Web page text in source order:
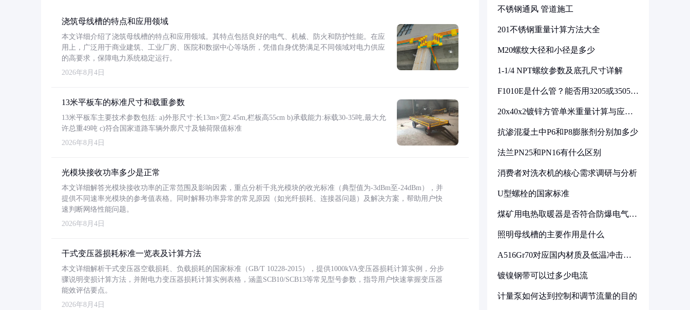
浇筑母线槽的特点和应用领域
本文详细介绍了浇筑母线槽的特点和应用领域。其特点包括良好的电气、机械、防火和防护性能。在应
用上，广泛用于商业建筑、工业厂房、医院和数据中心等场所，凭借自身优势满足不同领域对电力供应
的高要求，保障电力系统稳定运行。
2026年8月4日
13米平板车的标准尺寸和载重参数
13米平板车主要技术参数包括: a)外形尺寸:长13m×宽2.45m,栏板高55cm b)承载能力:标载30-35吨,最大允
许总重49吨 c)符合国家道路车辆外廓尺寸及轴荷限值标准
2026年8月4日
光模块接收功率多少是正常
本文详细解答光模块接收功率的正常范围及影响因素，重点分析千兆光模块的收光标准（典型值为-3dBm至-24dBm），并
提供不同速率光模块的参考值表格。同时解释功率异常的常见原因（如光纤损耗、连接器问题）及解决方案，帮助用户快
速判断网络性能问题。
2026年8月4日
干式变压器损耗标准一览表及计算方法
本文详细解析干式变压器空载损耗、负载损耗的国家标准（GB/T 10228-2015），提供1000kVA变压器损耗计算实例，分步
骤说明变损计算方法，并附电力变压器损耗计算实例表格，涵盖SCB10/SCB13等常见型号参数，指导用户快速掌握变压器
能效评估要点。
2026年8月4日
不锈钢通风 管道施工
201不锈钢重量计算方法大全
M20螺纹大径和小径是多少
1-1/4 NPT螺纹参数及底孔尺寸详解
F1010E是什么管？能否用3205或3505代
20x40x2镀锌方管单米重量计算与应用
抗渗混凝土中P6和P8膨胀剂分别加多少
法兰PN25和PN16有什么区别
消费者对洗衣机的核心需求调研与分析
U型螺栓的国家标准
煤矿用电热取暖器是否符合防爆电气设
照明母线槽的主要作用是什么
A516Gr70对应国内材质及低温冲击要
镀镍钢带可以过多少电流
计量泵如何达到控制和调节流量的目的